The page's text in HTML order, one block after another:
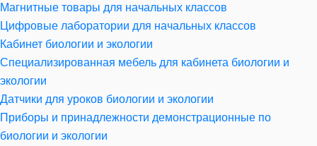
Магнитные товары для начальных классов
Цифровые лаборатории для начальных классов
Кабинет биологии и экологии
Специализированная мебель для кабинета биологии и
экологии
Датчики для уроков биологии и экологии
Приборы и принадлежности демонстрационные по
биологии и экологии